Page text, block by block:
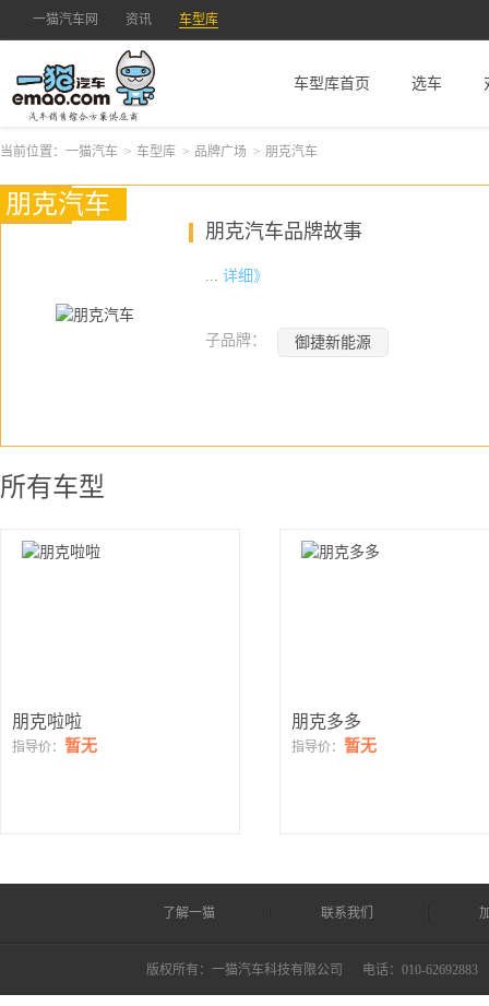
一猫汽车网 资讯 车型库
车型库首页 选车
当前位置： 一猫汽车 > 车型库 > 品牌广场 > 朋克汽车
朋克汽车
朋克汽车品牌故事
... 详细》
子品牌： 御捷新能源
所有车型
朋克啦啦
指导价： 暂无
朋克多多
指导价： 暂无
了解一猫 联系我们
版权所有：一猫汽车科技有限公司 电话：010-